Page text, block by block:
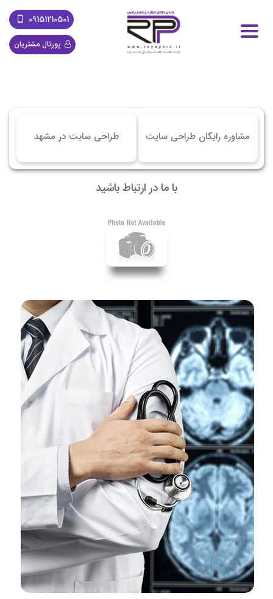
09151210501
پورتال مشتریان
مشاوره رایگان طراحی سایت طراحی سایت در مشهد
با ما در ارتباط باشید